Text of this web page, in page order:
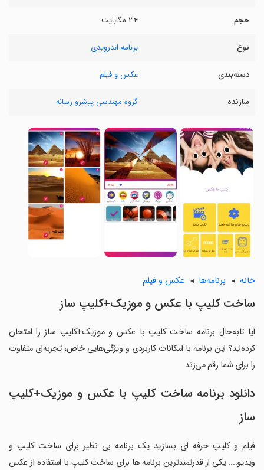
حجم ۳۴ مگابایت
نوع برنامه اندرویدی
دسته‌بندی عکس و فیلم
سازنده گروه مهندسی پیشرو رسانه
خانه برنامه‌ها عکس و فیلم
ساخت کلیپ با عکس و موزیک+کلیپ ساز
آیا تابه‌حال برنامه ساخت کلیپ با عکس و موزیک+کلیپ ساز را امتحان
کرده‌اید؟ این برنامه با امکانات کاربردی و ویژگی‌هایی خاص، تجربه‌ای متفاوت
را برای شما رقم می‌زند.
دانلود برنامه ساخت کلیپ با عکس و موزیک+کلیپ
ساز
فیلم و کلیپ حرفه ای بسازید یک برنامه بی نظیر برای ساخت کلیپ و
ویدیو.... یکی از قدرتمندترین برنامه ها برای ساخت کلیپ با استفاده از عکس